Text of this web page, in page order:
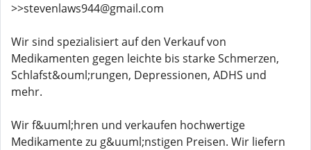
>>stevenlaws944@gmail.com
Wir sind spezialisiert auf den Verkauf von
Medikamenten gegen leichte bis starke Schmerzen,
Schlafst&ouml;rungen, Depressionen, ADHS und
mehr.
Wir f&uuml;hren und verkaufen hochwertige
Medikamente zu g&uuml;nstigen Preisen. Wir liefern